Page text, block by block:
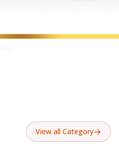
View all Category→